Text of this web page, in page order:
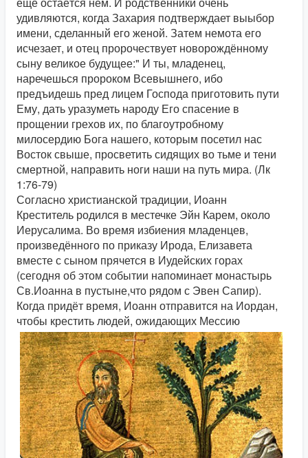
удивляются, когда Захария подтверждает выыбор
имени, сделанный его женой. Затем немота его
исчезает, и отец пророчествует новорождённому
сыну великое будущее:" И ты, младенец,
наречешься пророком Всевышнего, ибо
предъидешь пред лицем Господа приготовить пути
Ему, дать уразуметь народу Его спасение в
прощении грехов их, по благоутробному
милосердию Бога нашего, которым посетил нас
Восток свыше, просветить сидящих во тьме и тени
смертной, направить ноги наши на путь мира. (Лк
1:76-79)
Согласно христианской традиции, Иоанн
Креститель родился в местечке Эйн Карем, около
Иерусалима. Во время избиения младенцев,
произведённого по приказу Ирода, Елизавета
вместе с сыном прячется в Иудейских горах
(сегодня об этом событии напоминает монастырь
Св.Иоанна в пустыне,что рядом с Эвен Сапир).
Когда придёт время, Иоанн отправится на Иордан,
чтобы крестить людей, ожидающих Мессию